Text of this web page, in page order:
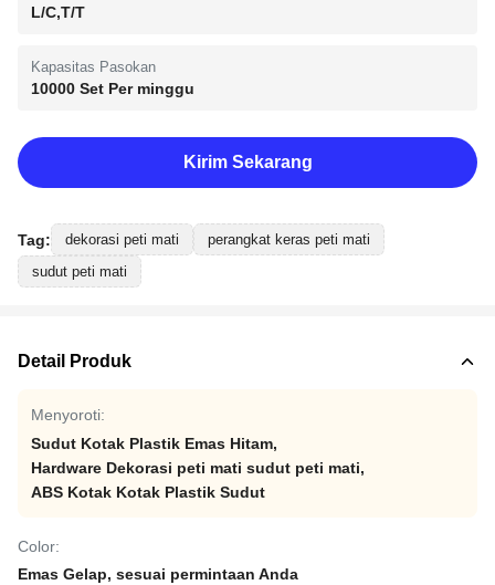
L/C,T/T
Kapasitas Pasokan
10000 Set Per minggu
Kirim Sekarang
Tag: dekorasi peti mati
perangkat keras peti mati
sudut peti mati
Detail Produk
Menyoroti:
Sudut Kotak Plastik Emas Hitam,
Hardware Dekorasi peti mati sudut peti mati,
ABS Kotak Kotak Plastik Sudut
Color:
Emas Gelap, sesuai permintaan Anda